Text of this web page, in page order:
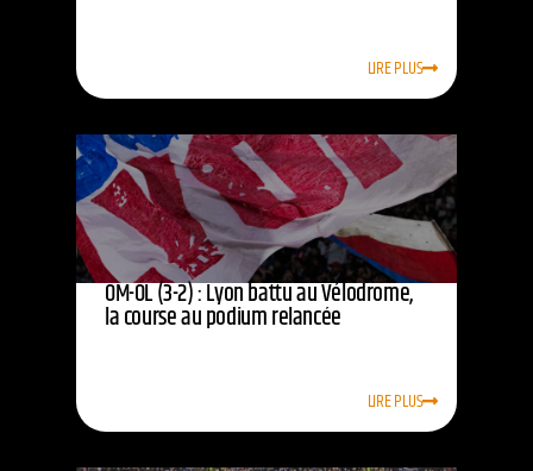
LIRE PLUS
OM-OL (3-2) : Lyon battu au Vélodrome,
la course au podium relancée
LIRE PLUS